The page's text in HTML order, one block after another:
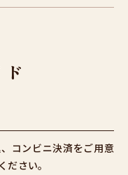
ド
コンビニ決済をご用意
さい。